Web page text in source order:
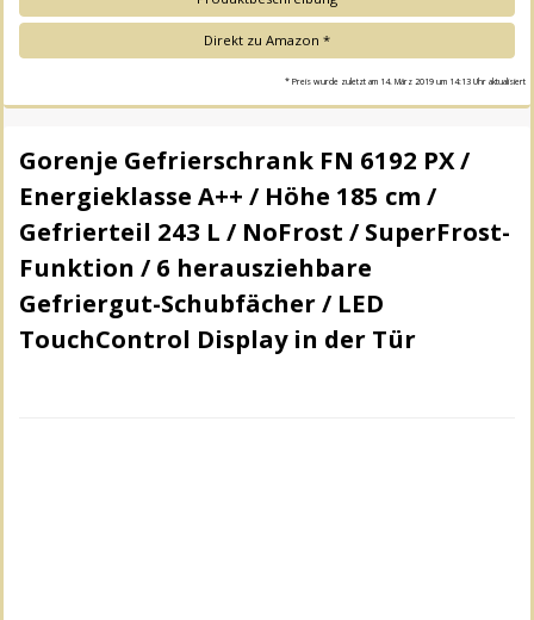
Direkt zu Amazon *
* Preis wurde zuletzt am 14. März 2019 um 14:13 Uhr aktualisiert
Gorenje Gefrierschrank FN 6192 PX /
Energieklasse A++ / Höhe 185 cm /
Gefrierteil 243 L / NoFrost / SuperFrost-
Funktion / 6 herausziehbare
Gefriergut-Schubfächer / LED
TouchControl Display in der Tür